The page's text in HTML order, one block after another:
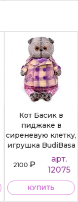
Кот Басик в
пиджаке в
сиреневую клетку,
игрушка BudiBasa
2100₽
арт.
12075
КУПИТЬ